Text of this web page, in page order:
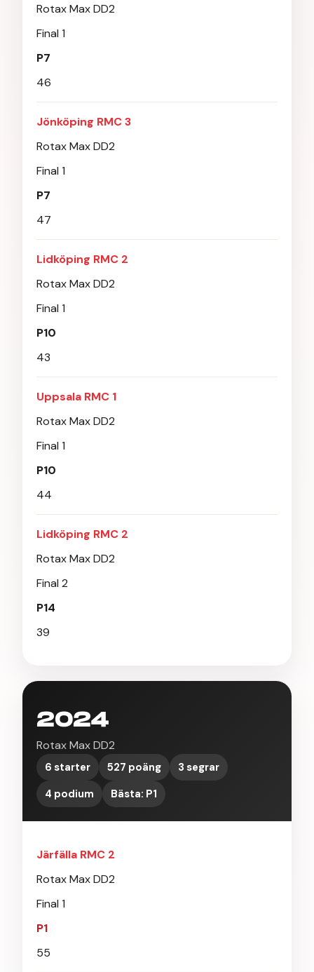
Rotax Max DD2
Final 1
P7
46
Jönköping RMC 3
Rotax Max DD2
Final 1
P7
47
Lidköping RMC 2
Rotax Max DD2
Final 1
P10
43
Uppsala RMC 1
Rotax Max DD2
Final 1
P10
44
Lidköping RMC 2
Rotax Max DD2
Final 2
P14
39
2024
Rotax Max DD2
6 starter 527 poäng
3 segrar
4 podium
Bästa: P1
Järfälla RMC 2
Rotax Max DD2
Final 1
P1
55